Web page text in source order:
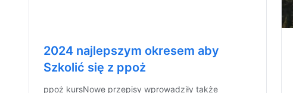
2024 najlepszym okresem aby
Szkolić się z ppoż
ppoż kursNowe przepisy wprowadziły także